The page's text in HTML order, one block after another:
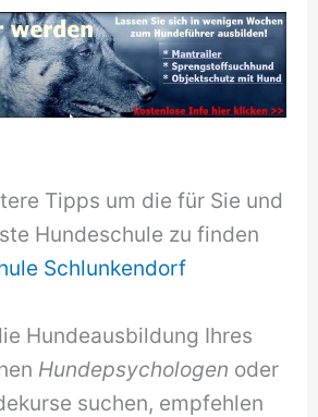
Tipps um die für Sie und
Hundeschule zu finden
Schlunkendorf
Hundeausbildung Ihres
Hundepsychologen oder
suchen, empfehlen